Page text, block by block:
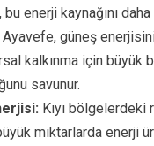
enerji kaynağını
güneş
kalkınma için büyük
savunur.
Kıyı bölgelerdeki
miktarlarda enerji